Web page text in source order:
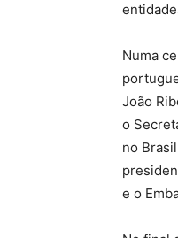
Numa
João
o
no
e o